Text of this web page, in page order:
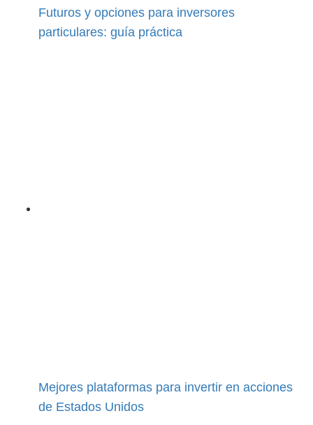
Futuros y opciones para inversores
particulares: guía práctica
Mejores plataformas para invertir en acciones
de Estados Unidos